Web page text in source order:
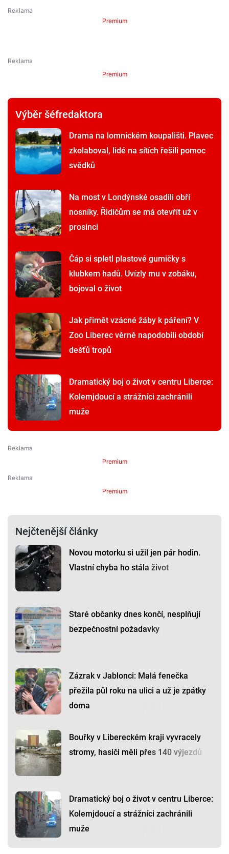
Premium
Premium
Výběr šéfredaktora
Drama na lomnickém koupališti. Plavec
zkolaboval, lidé na sítích řešili pomoc
svědků
Na most v Londýnské osadili obří
nosníky. Řidičům se má otevřít už v
prosinci
Čáp si spletl plastové gumičky s
klubkem hadů. Uvízly mu v zobáku,
bojoval o život
Jak přimět vzácné žáby k páření? V
Zoo Liberec věrně napodobili období
dešťů tropů
Dramatický boj o život v centru Liberce:
Kolemjdoucí a strážníci zachránili
muže
Premium
Premium
Nejčtenější články
Novou motorku si užil jen pár hodin.
Vlastní chyba ho stála život
Staré občanky dnes končí, nesplňují
bezpečnostní požadavky
Zázrak v Jablonci: Malá fenečka
přežila půl roku na ulici a už je zpátky
doma
Bouřky v Libereckém kraji vyvracely
stromy, hasiči měli přes 140 výjezdů
Dramatický boj o život v centru Liberce:
Kolemjdoucí a strážníci zachránili
muže